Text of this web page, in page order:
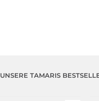
UNSERE TAMARIS